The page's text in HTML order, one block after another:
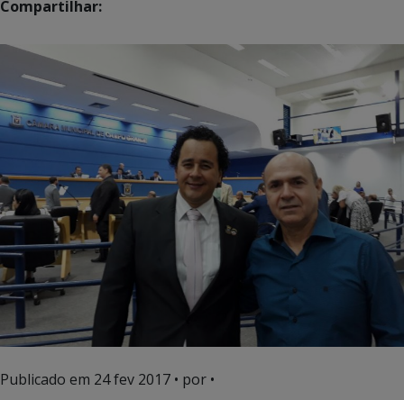
Compartilhar:
Publicado em 24 fev 2017 • por •